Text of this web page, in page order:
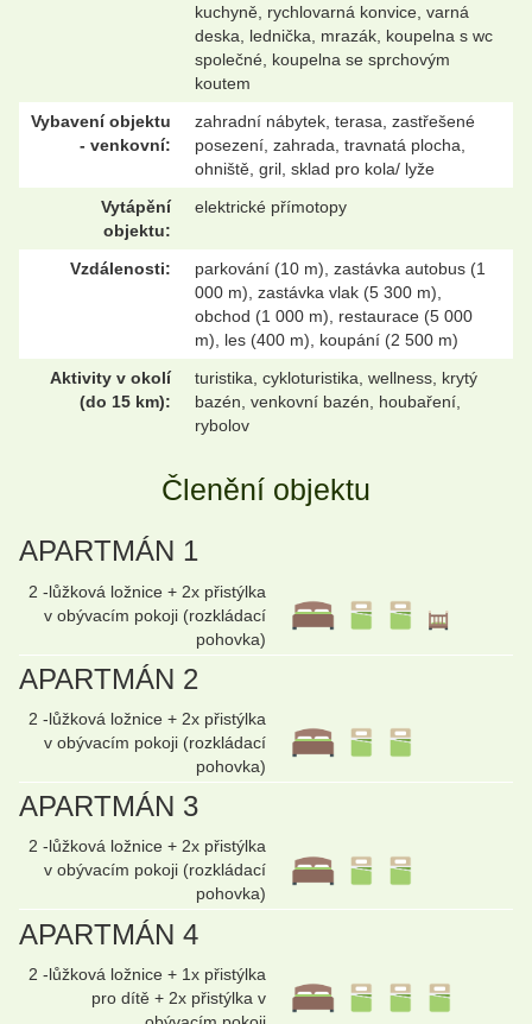
kuchyně, rychlovarná konvice, varná
deska, lednička, mrazák, koupelna s wc
společné, koupelna se sprchovým
koutem
Vybavení objektu
- venkovní:
zahradní nábytek, terasa, zastřešené
posezení, zahrada, travnatá plocha,
ohniště, gril, sklad pro kola/ lyže
Vytápění
objektu:
elektrické přímotopy
Vzdálenosti:
parkování (10 m), zastávka autobus (1
000 m), zastávka vlak (5 300 m),
obchod (1 000 m), restaurace (5 000
m), les (400 m), koupání (2 500 m)
Aktivity v okolí
(do 15 km):
turistika, cykloturistika, wellness, krytý
bazén, venkovní bazén, houbaření,
rybolov
Členění objektu
APARTMÁN 1
2 -lůžková ložnice + 2x přistýlka
v obývacím pokoji (rozkládací
pohovka)
APARTMÁN 2
2 -lůžková ložnice + 2x přistýlka
v obývacím pokoji (rozkládací
pohovka)
APARTMÁN 3
2 -lůžková ložnice + 2x přistýlka
v obývacím pokoji (rozkládací
pohovka)
APARTMÁN 4
2 -lůžková ložnice + 1x přistýlka
pro dítě + 2x přistýlka v